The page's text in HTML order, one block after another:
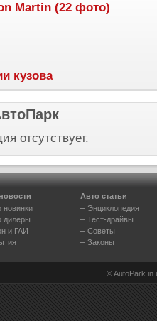
Martin (22 фото)
кузова
отсутствует.
новинки
дилеры
и ГАИ
Авто статьи
– Энциклопедия
– Тест-драйвы
– Советы
– Законы
©